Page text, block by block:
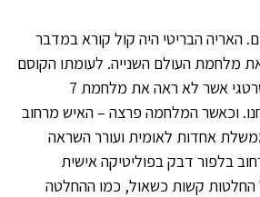
האריה הבריטי היה קול קורא במדבר
מלחמת העולם השנייה. לעומתו הקוסם
הישראלי היה עיוור־אסטרטגי אשר לא ראה את מלחמת 7
וכאשר המלחמה פרצה – האיש מרחוב
מיד ממשלת אחדות לאומית ועורר השראה
בלפור דבק בפוליטיקה אישית
החלטות קשות כשאול, כמו ההחלטה